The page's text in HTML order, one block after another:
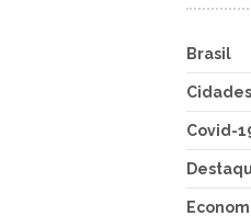
Brasil
Cidades
Covid-